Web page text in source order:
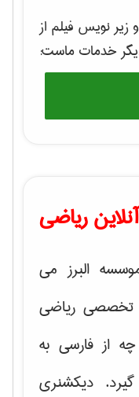
زیر نویس فیلم از
خدمات ماست:
ریاضی
البرز می
تخصصی ریاضی
از فارسی به
گیرد. دیکشنری